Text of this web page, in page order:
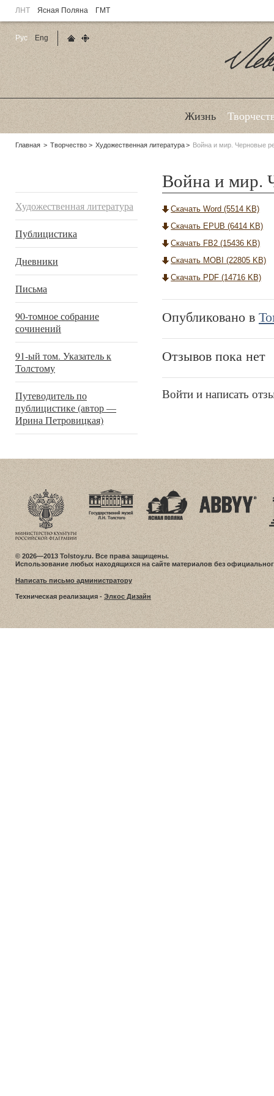
ЛНТ Ясная Поляна ГМТ
Жизнь
Родительские
Главная Творчество Художественная литература Война и мир. Черновые
Художественная литература
Публицистика
Дневники
Письма
90-томное собрание
сочинений
91-ый том. Указатель к
Толстому
Путеводитель по
публицистике (автор —
Ирина Петровицкая)
Война и мир.
Скачать Word (5514 KB)
Скачать EPUB (6414 KB)
Скачать FB2 (15436 KB)
Скачать MOBI (22805 KB)
Скачать PDF (14716 KB)
Опубликовано в
Отзывов пока нет
Войти и написать
Рус
Eng
© 2026—2013 Tolstoy.ru. Все права защищены.
Использование любых находящихся на сайте материалов без
Написать письмо администратору
Техническая реализация - Элкос Дизайн